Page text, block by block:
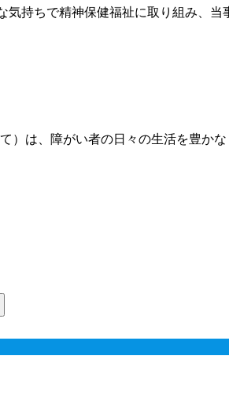
気持ちで精神保健福祉に取り組み、
）は、障がい者の日々の生活を豊か